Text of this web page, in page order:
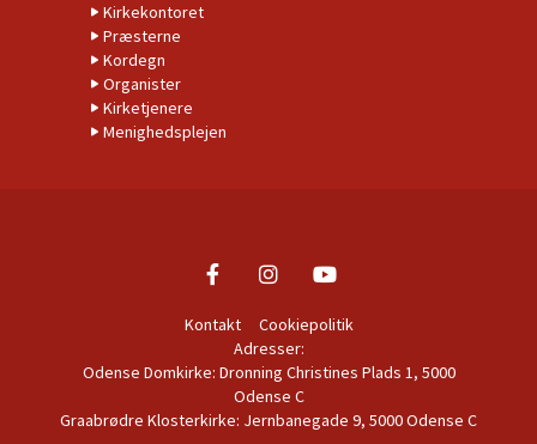
Kirkekontoret
Præsterne
Kordegn
Organister
Kirketjenere
Menighedsplejen
Kontakt
Cookiepolitik
Adresser:
Odense Domkirke: Dronning Christines Plads 1, 5000
Odense C
Graabrødre Klosterkirke: Jernbanegade 9, 5000 Odense C